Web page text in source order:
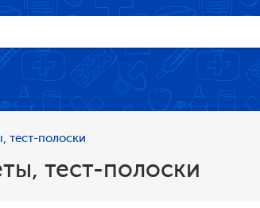
тест-полоски
тест-полоски